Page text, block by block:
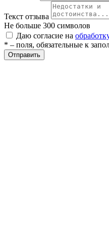
Текст отзыва
Не больше 300 символов
Даю согласие на
* – поля, обязательные к
Отправить